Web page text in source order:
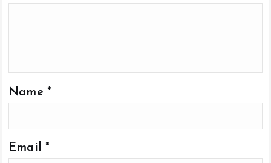
Name *
Email *